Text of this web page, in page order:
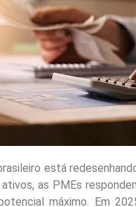
está
as PMEs
máximo. Em